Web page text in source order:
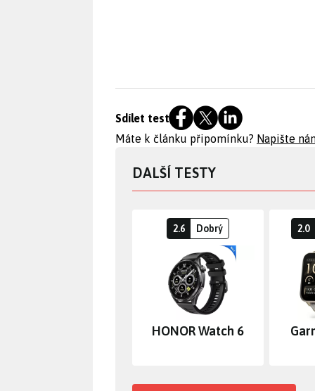
Sdílet test
Máte k článku připomínku? Napište
DALŠÍ TESTY
2.6 Dobrý
HONOR Watch 6
2.0